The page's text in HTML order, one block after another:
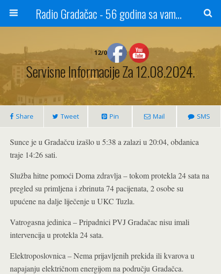
Radio Gradačac - 56 godina sa vama...
12/08/2024
Servisne Informacije Za 12.08.2024.
Share Tweet Pin Mail SMS
Sunce je u Gradačcu izašlo u 5:38 a zalazi u 20:04, obdanica
traje 14:26 sati.
Služba hitne pomoći Doma zdravlja – tokom protekla 24 sata na
pregled su primljena i zbrinuta 74 pacijenata, 2 osobe su
upućene na dalje liječenje u UKC Tuzla.
Vatrogasna jedinica – Pripadnici PVJ Gradačac nisu imali
intervencija u protekla 24 sata.
Elektroposlovnica – Nema prijavljenih prekida ili kvarova u
napajanju električnom energijom na području Gradačca.